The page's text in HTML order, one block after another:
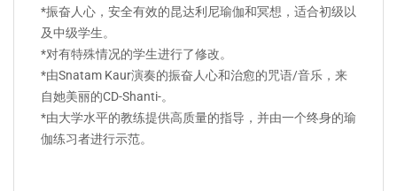
*振奋人心，安全有效的昆达利尼瑜伽和冥想，适合初级以
及中级学生。
*对有特殊情况的学生进行了修改。
*由Snatam Kaur演奏的振奋人心和治愈的咒语/音乐，来
自她美丽的CD-Shanti-。
*由大学水平的教练提供高质量的指导，并由一个终身的瑜
伽练习者进行示范。